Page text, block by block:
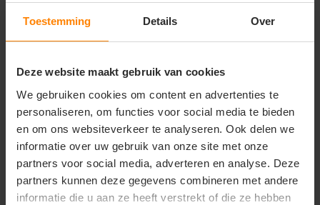
Toestemming Details Over
Deze website maakt gebruik van cookies
We gebruiken cookies om content en advertenties te
personaliseren, om functies voor social media te bieden
en om ons websiteverkeer te analyseren. Ook delen we
informatie over uw gebruik van onze site met onze
partners voor social media, adverteren en analyse. Deze
partners kunnen deze gegevens combineren met andere
informatie die u aan ze heeft verstrekt of die ze hebben
constante toevoer van frisse lucht, wat oververhitting
tijdens actieve spelletjes op warme dagen helpt te
Comfortabele en uniforme hoofdbedekking voor
scholen, scouting, sportclubs en jeugdverenigingen
Herkenbare en veilige accessoires voor
vakantiekampen, buitenschoolse opvang en
evenementen
Leuke en functionele merchandise of
weggevertjes voor kindvriendelijke merken en
promotieacties